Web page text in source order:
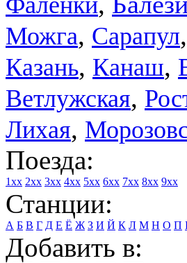
Можга, Сарапул,
Казань, Канаш,
Ветлужская,
Лихая,
Поезда:
1xx 2xx 3xx 4xx 5xx 6xx 7xx 8xx 9xx
Станции:
А Б В Г Д Е Ё Ж З И Й К Л М Н О П
Добавить в: